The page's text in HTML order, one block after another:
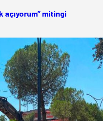
açıyorum” mitingi